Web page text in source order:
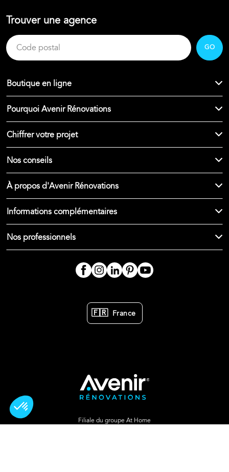
Trouver une agence
GO
Boutique en ligne
Pourquoi Avenir Rénovations
Chiffrer votre projet
Nos conseils
À propos d'Avenir Rénovations
Informations complémentaires
Nos professionnels
🇫🇷 France
Filiale du groupe At Home